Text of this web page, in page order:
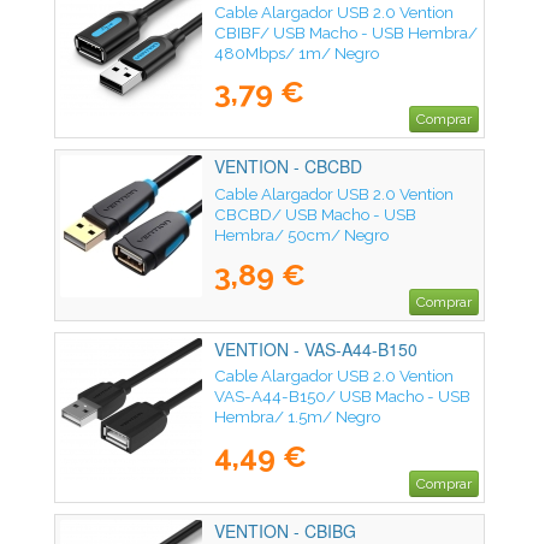
Cable Alargador USB 2.0 Vention
CBIBF/ USB Macho - USB Hembra/
480Mbps/ 1m/ Negro
3,79 €
Comprar
VENTION - CBCBD
Cable Alargador USB 2.0 Vention
CBCBD/ USB Macho - USB
Hembra/ 50cm/ Negro
3,89 €
Comprar
VENTION - VAS-A44-B150
Cable Alargador USB 2.0 Vention
VAS-A44-B150/ USB Macho - USB
Hembra/ 1.5m/ Negro
4,49 €
Comprar
VENTION - CBIBG